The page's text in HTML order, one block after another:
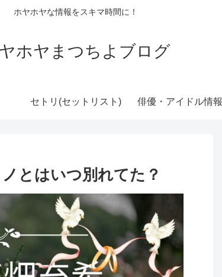
ホヤホヤな情報をスキマ時間に！
ホヤまつちよブログ
セトリ(セットリスト) 俳優・アイドル情報
とはいつ別れてた？